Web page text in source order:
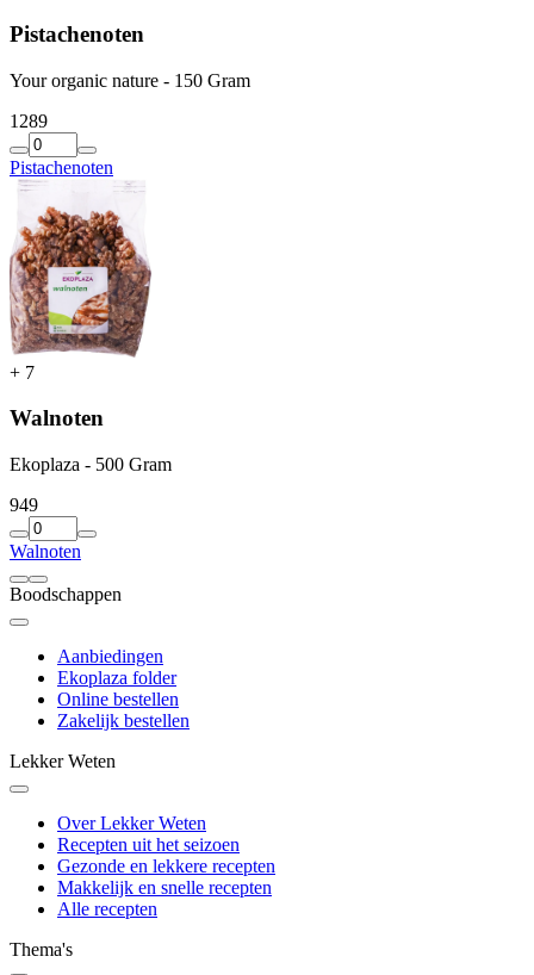
Pistachenoten
Your organic nature - 150 Gram
1289
Pistachenoten
+ 7
Walnoten
Ekoplaza - 500 Gram
949
Walnoten
Boodschappen
Aanbiedingen
Ekoplaza folder
Online bestellen
Zakelijk bestellen
Lekker Weten
Over Lekker Weten
Recepten uit het seizoen
Gezonde en lekkere recepten
Makkelijk en snelle recepten
Alle recepten
Thema's